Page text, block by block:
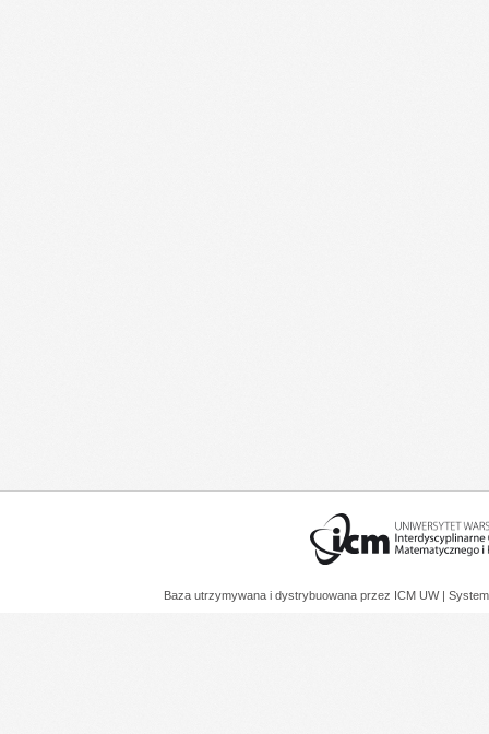
Baza utrzymywana i dystrybuowana przez ICM UW |